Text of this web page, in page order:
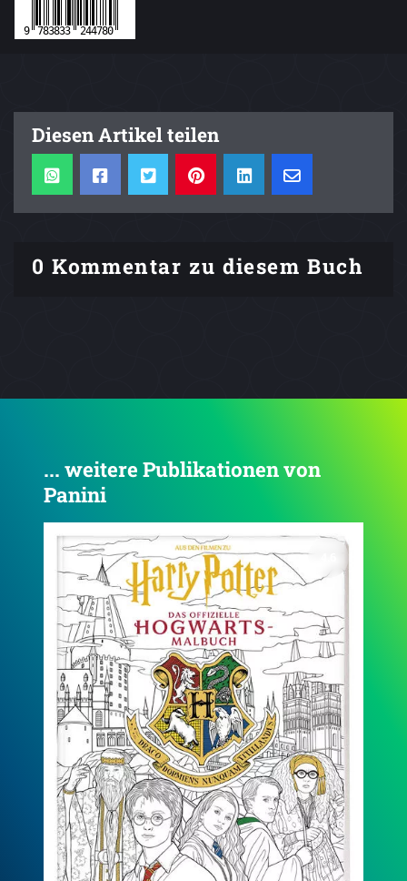
Diesen Artikel teilen
0 Kommentar zu diesem Buch
... weitere Publikationen von
Panini